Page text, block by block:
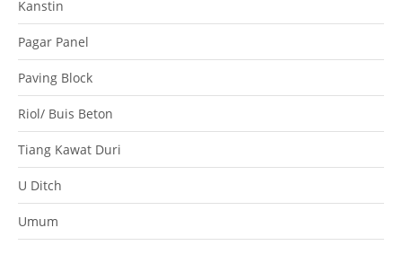
Kanstin
Pagar Panel
Paving Block
Riol/ Buis Beton
Tiang Kawat Duri
U Ditch
Umum